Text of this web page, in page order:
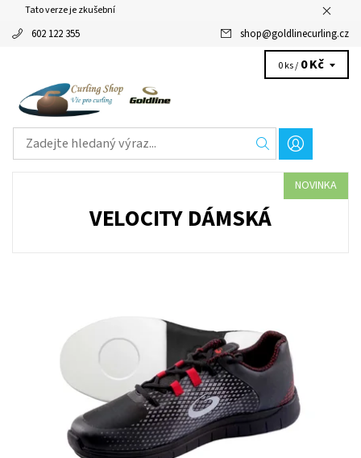
Tato verze je zkušební
602 122 355 shop@goldlinecurling.cz
0 ks / 0 Kč
NOVINKA
VELOCITY DÁMSKÁ